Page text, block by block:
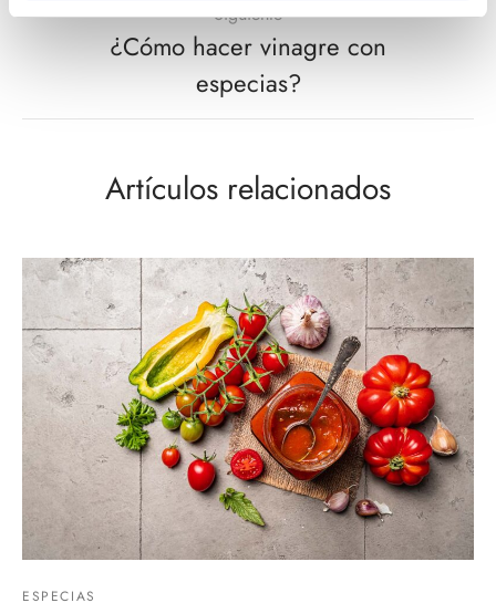
Siguiente
¿Cómo hacer vinagre con
especias?
Artículos relacionados
ESPECIAS